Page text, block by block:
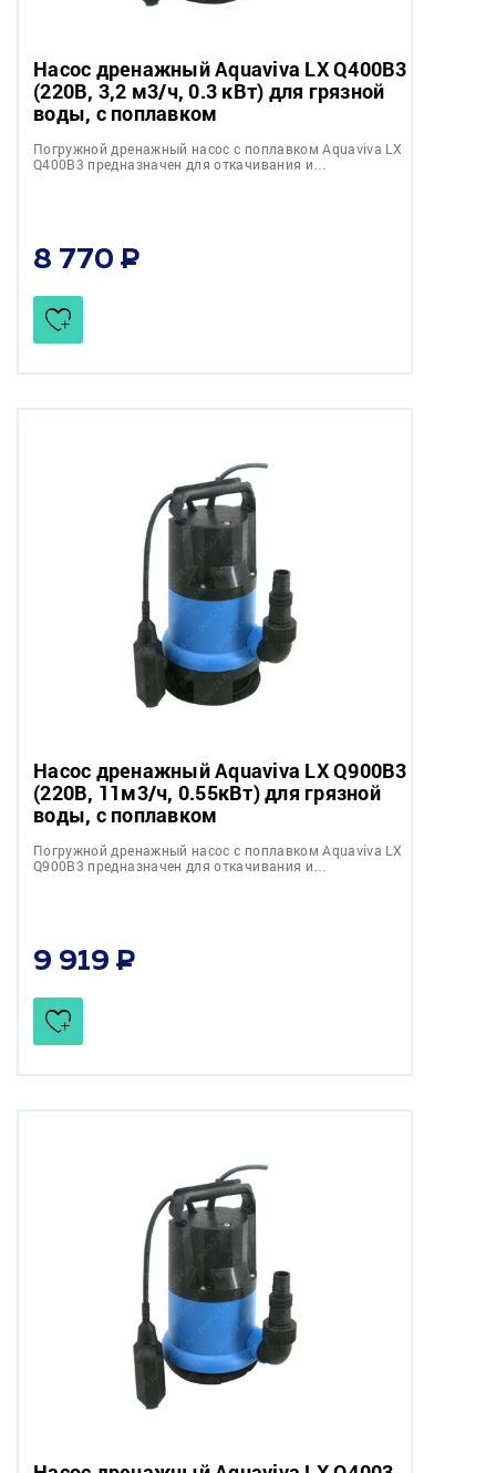
Насос дренажный Aquaviva LX Q400B3
(220В, 3,2 м3/ч, 0.3 кВт) для грязной
воды, с поплавком
Погружной дренажный насос с поплавком Aquaviva LX
Q400B3 предназначен для откачивания и…
8 770
Насос дренажный Aquaviva LX Q900B3
(220В, 11м3/ч, 0.55кВт) для грязной
воды, с поплавком
Погружной дренажный насос с поплавком Aquaviva LX
Q900B3 предназначен для откачивания и…
9 919